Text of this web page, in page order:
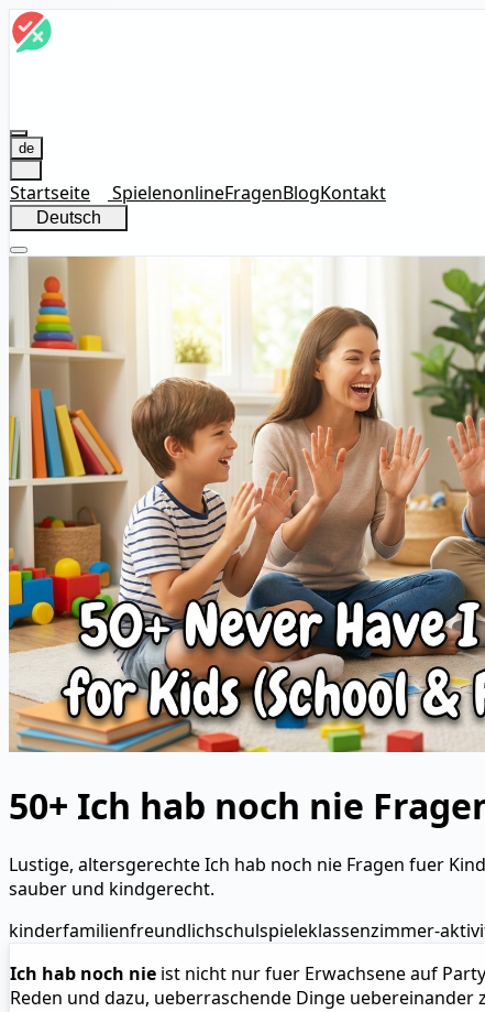
de
Startseite SpielenonlineFragenBlogKontakt
Deutsch
50+ Ich hab noch nie
Lustige, altersgerechte Ich hab noch nie Fragen fuer
sauber und kindgerecht.
kinderfamilienfreundlichschulspieleklassenzimmer-
Ich hab noch nie ist nicht nur fuer Erwachsene auf
Reden und dazu, ueberraschende Dinge